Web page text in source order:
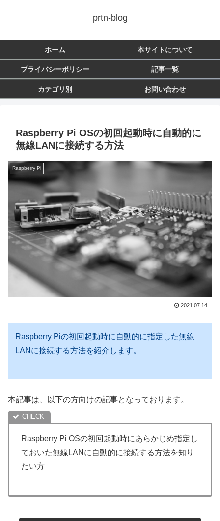
prtn-blog
ホーム 本サイトについて
プライバシーポリシー 記事一覧
カテゴリ別 お問い合わせ
Raspberry Pi OSの初回起動時に自動的に
無線LANに接続する方法
Raspberry Pi
2021.07.14
Raspberry Piの初回起動時に自動的に指定した無線
LANに接続する方法を紹介します。
本記事は、以下の方向けの記事となっております。
Raspberry Pi OSの初回起動時にあらかじめ指定し
ておいた無線LANに自動的に接続する方法を知り
たい方